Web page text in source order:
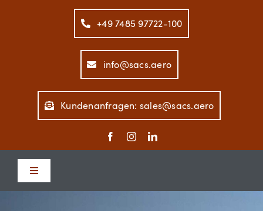
+49 7485 97722-100
info@sacs.aero
Kundenanfragen: sales@sacs.aero
Toggle
Navigation